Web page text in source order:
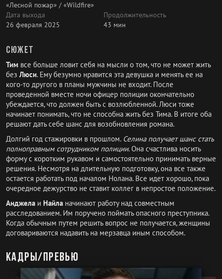
«Лесной пожар» / «Wildfire»
Дата выхода
26 февраля 2025
Продолжительность
43 мин
Сюжет
Тим все больше ловит себя на мысли о том, что не может жить
безЛюси. Ему безумно нравится эта девушка и менять ее на
кого-то другого в планы мужчины не входит. После
проведенной вместе ночи офицер полиции окончательно
убеждается, что должен быть с возлюбленной. Люси тоже
начинает понимать, что не способна жить без Тима. В итоге оба
решают дать себе шанс для возобновления романа.
Долгий год стажировки в прошлом. Селина получает шанс стать
полноправным сотрудником полиции. Она счастлива носить
форму с коротким рукавом и самостоятельно принимать верные
решения. Несмотря на длительную подготовку, она все также
остается работать под началом Нолана. Все идет хорошо, пока
очередное дежурство не ставит коллег в непростое положение.
Анджела и Найла начинают работу над совместным
расследованием. Им поручено поймать опасного преступника.
Когда обычным путем решить вопрос не получается, женщины
договариваются надавить на мерзавца иным способом.
Кадры/превью